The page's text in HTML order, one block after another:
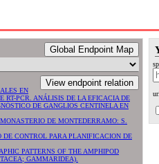
Global Endpoint Map
View endpoint relation
EN
RT-PCR. ANÁLISIS DE LA EFICACIA DE
DE GANGLIOS CENTINELA EN
DE MONTEDERRAMO: S.
DE CONTROL PARA PLANIFICACION DE
PATTERNS OF THE AMPHIPOD
GAMMARIDEA).